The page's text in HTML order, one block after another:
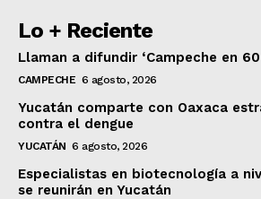
Lo + Reciente
Llaman a difundir ‘Campeche en 60
CAMPECHE 6 agosto, 2026
Yucatán comparte con Oaxaca
contra el dengue
YUCATÁN 6 agosto, 2026
Especialistas en biotecnología a
se reunirán en Yucatán